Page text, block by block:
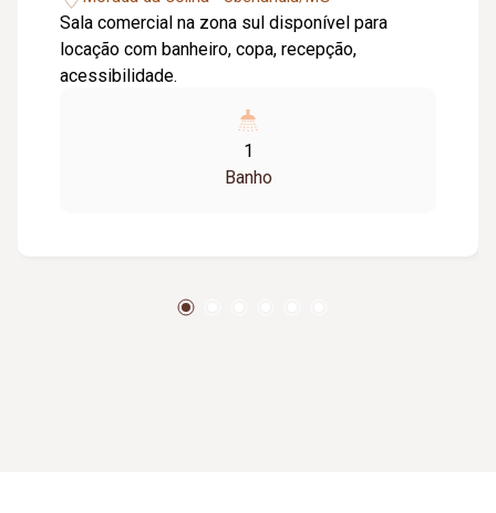
Sala comercial na zona sul disponível para
locação com banheiro, copa, recepção,
acessibilidade.
1
Banho